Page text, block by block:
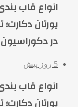
انواع قاب
یورتان
در
5 روز پیش
انواع قاب